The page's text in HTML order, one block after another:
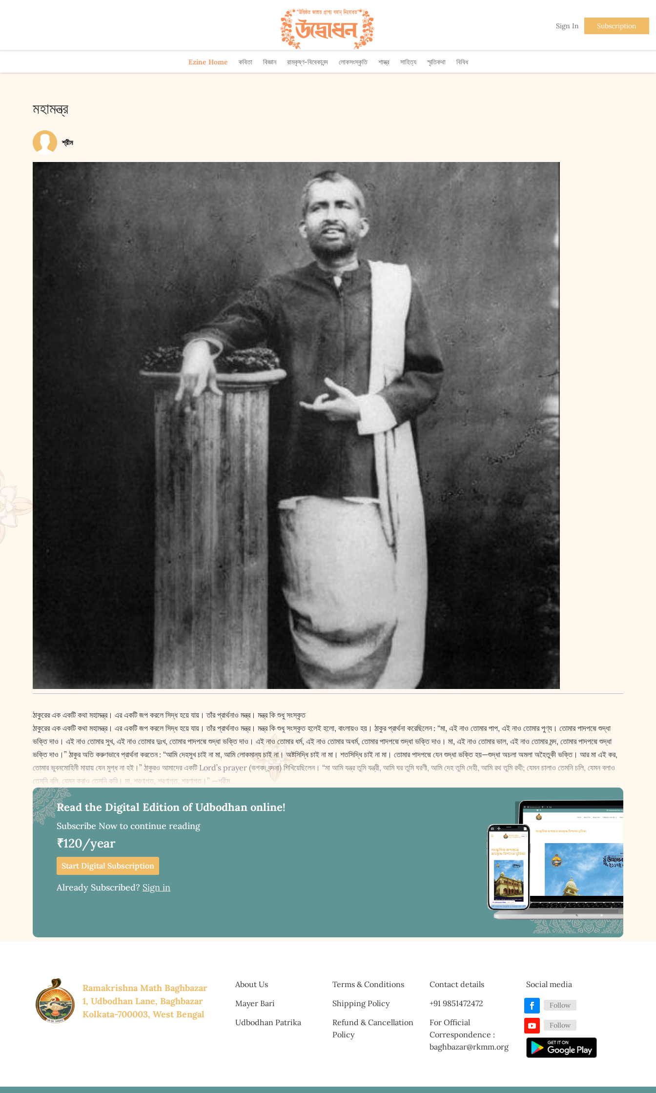
Sign In Subscription
Ezine Home কবিতা বিজ্ঞান রামকৃষ্ণ-বিবেকানন্দ লোকসংস্কৃতি শাস্ত্র সাহিত্য স্মৃতিকথা বিবিধ
মহামন্ত্র
শ্রীম
ঠাকুরের এক একটি কথা মহামন্ত্র। এর একটি জপ করলে সিদ্ধ হয়ে যায়। তাঁর প্রার্থনাও মন্ত্র। মন্ত্র কি শুধু সংস্কৃত
ঠাকুরের এক একটি কথা মহামন্ত্র। এর একটি জপ করলে সিদ্ধ হয়ে যায়। তাঁর প্রার্থনাও মন্ত্র। মন্ত্র কি শুধু সংস্কৃত হলেই হলো, বাংলায়ও হয়। ঠাকুর প্রার্থনা করেছিলেন : “মা, এই নাও তোমার পাপ, এই নাও তোমার পুণ্য। তোমার পাদপদ্মে শুদ্ধা
ভক্তি দাও। এই নাও তোমার সুখ, এই নাও তোমার দুঃখ, তোমার পাদপদ্মে শুদ্ধা ভক্তি দাও। এই নাও তোমার ধর্ম, এই নাও তোমার অধর্ম, তোমার পাদপদ্মে শুদ্ধা ভক্তি দাও। মা, এই নাও তোমার ভাল, এই নাও তোমার মন্দ, তোমার পাদপদ্মে শুদ্ধা
ভক্তি দাও।” ঠাকুর অতি করুণভাবে প্রার্থনা করতেন : “আমি দেহসুখ চাই না মা, আমি লোকমান্য চাই না। অষ্টসিদ্ধি চাই না মা। শতসিদ্ধি চাই না মা। তোমার পাদপদ্মে যেন শুদ্ধা ভক্তি হয়—শুদ্ধা অচলা অমলা অহৈতুকী ভক্তি। আর মা এই কর,
তোমার ভুবনমোহিনী মায়ায় যেন মুগ্ধ না হই।” ঠাকুরও আমাদের একটি Lord’s prayer (ভগবদ্ বন্দনা) শিখিয়েছিলেন। “মা আমি যন্ত্র তুমি যন্ত্রী, আমি ঘর তুমি ঘরণী, আমি দেহ তুমি দেহী, আমি রথ তুমি রথী; যেমন চালাও তেমনি চলি, যেমন বলাও
তেমনি বলি, যেমন করাও তেমনি করি। মা, শরণাগত, শরণাগত, শরণাগত।” —শ্রীম
Read the Digital Edition of Udbodhan online!
Subscribe Now to continue reading
₹120/year
Start Digital Subscription
Already Subscribed? Sign in
Ramakrishna Math Baghbazar
1, Udbodhan Lane, Baghbazar
Kolkata-700003, West Bengal
About Us
Mayer Bari
Udbodhan Patrika
Terms & Conditions
Shipping Policy
Refund & Cancellation
Policy
Contact details
+91 9851472472
For Official
Correspondence :
baghbazar@rkmm.org
Social media
Follow
Follow